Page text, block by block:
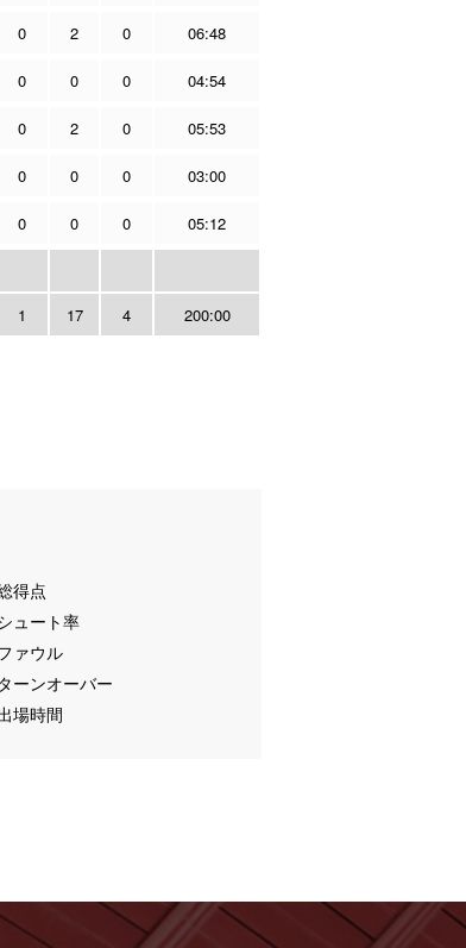
0 2 0 06:48
0 0 0 04:54
0 2 0 05:53
0 0 0 03:00
0 0 0 05:12
1 17 4 200:00
得点
ュート率
ァウル
ターンオーバー
場時間